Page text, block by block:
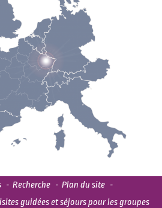
Recherche
Plan du site
guidées et séjours pour les groupes